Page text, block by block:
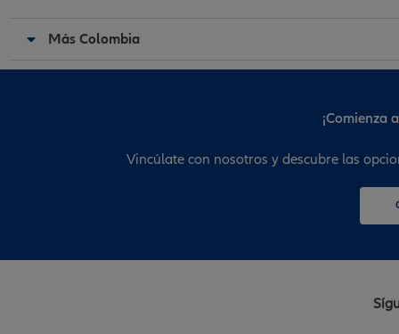
Más Colombia
¡Comienza
Vincúlate con nosotros y descubre las